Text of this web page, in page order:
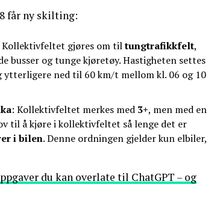
får ny skilting:
Kollektivfeltet gjøres om tiltungtrafikkfelt,
busser og tunge kjøretøy. Hastigheten settes
ytterligere ned til 60 km/t mellom kl. 06 og 10
: Kollektivfeltet merkes med 3+, men med en
til å kjøre i kollektivfeltet så lenge det er
i bilen. Denne ordningen gjelder kun elbiler,
du kan overlate til ChatGPT – og